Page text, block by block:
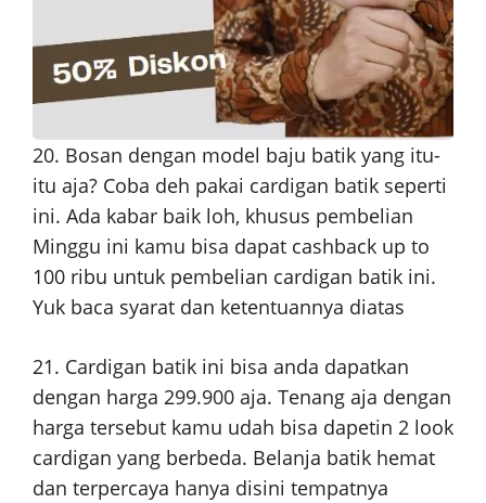
20. Bosan dengan model baju batik yang itu-
itu aja? Coba deh pakai cardigan batik seperti
ini. Ada kabar baik loh, khusus pembelian
Minggu ini kamu bisa dapat cashback up to
100 ribu untuk pembelian cardigan batik ini.
Yuk baca syarat dan ketentuannya diatas
21. Cardigan batik ini bisa anda dapatkan
dengan harga 299.900 aja. Tenang aja dengan
harga tersebut kamu udah bisa dapetin 2 look
cardigan yang berbeda. Belanja batik hemat
dan terpercaya hanya disini tempatnya